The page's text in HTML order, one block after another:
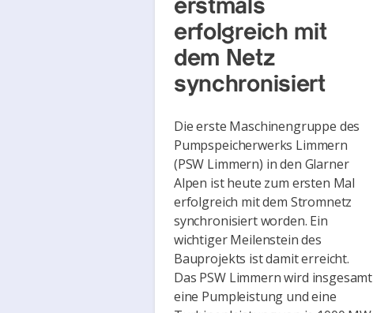
erstmals
erfolgreich mit
dem Netz
synchronisiert
Die erste Maschinengruppe des
Pumpspeicherwerks Limmern
(PSW Limmern) in den Glarner
Alpen ist heute zum ersten Mal
erfolgreich mit dem Stromnetz
synchronisiert worden. Ein
wichtiger Meilenstein des
Bauprojekts ist damit erreicht.
Das PSW Limmern wird insgesamt
eine Pumpleistung und eine